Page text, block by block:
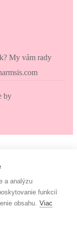
My vám rady
by
združenie
nemajú to šťastie
ktorí by im vedeli
mama by mala
a analýzu
funkcií
obsahu. Viac